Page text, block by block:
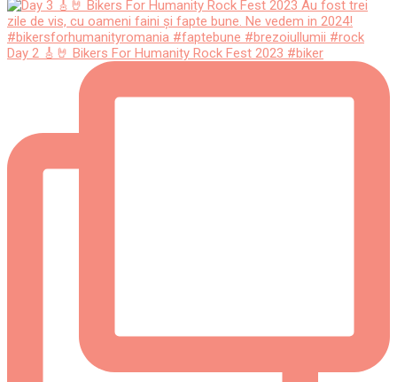
Day 2 🎸🤘 Bikers For Humanity Rock Fest 2023 #biker